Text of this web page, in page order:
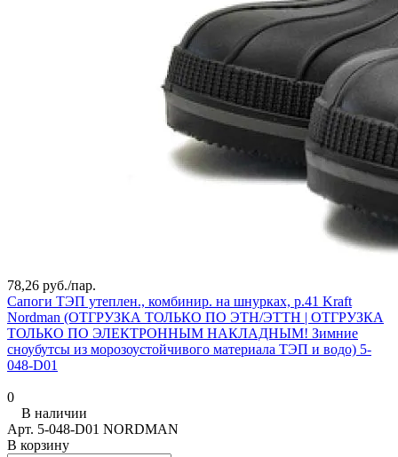
78,26 руб./пар.
Сапоги ТЭП утеплен., комбинир. на шнурках, р.41 Kraft
Nordman (ОТГРУЗКА ТОЛЬКО ПО ЭТН/ЭТТН | ОТГРУЗКА
ТОЛЬКО ПО ЭЛЕКТРОННЫМ НАКЛАДНЫМ! Зимние
сноубутсы из морозоустойчивого материала ТЭП и водо) 5-
048-D01
0
В наличии
Арт. 5-048-D01 NORDMAN
В корзину